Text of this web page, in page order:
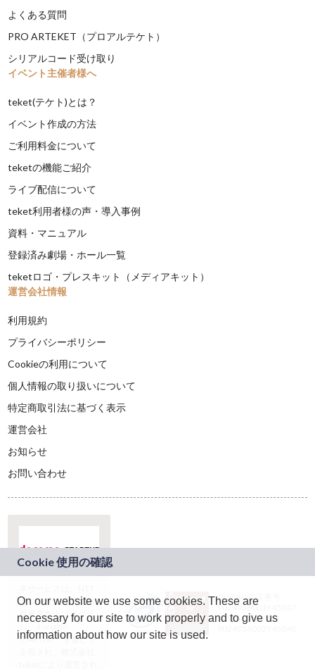
よくある質問
PRO ARTEKET（プロアルテケト）
シリアルコード受け取り
イベント主催者様へ
teket(テケト)とは？
イベント作成の方法
ご利用料金について
teketの機能ご紹介
ライブ配信について
teket利用者様の声・導入事例
資料・マニュアル
登録済み劇場・ホール一覧
teketロゴ・プレスキット（メディアキット）
運営会社情報
利用規約
プライバシーポリシー
Cookieの利用について
個人情報の取り扱いについて
特定商取引法に基づく表示
運営会社
お知らせ
お問い合わせ
ドコモグループの新
規事業創出プログラ
ム「docomo
STARTUP」を通じて
JASRAC許諾番号：
9024936001Y45037
JASRAC許諾番号：
On our website we use some cookies. These are
necessary for our site to work properly and to give us
information about how our site is used.